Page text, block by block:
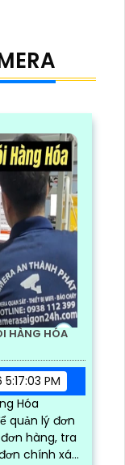
HÀNG HÓA
PM
Hóa
quản lý đơn
hàng, tra
chính xác